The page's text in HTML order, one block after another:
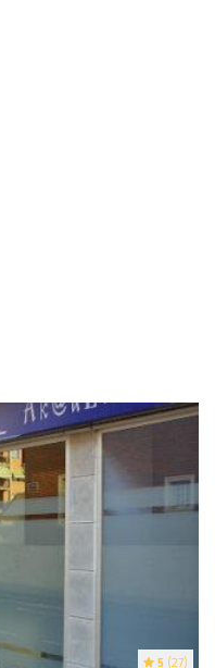
5 (27)